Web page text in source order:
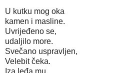
U kutku mog oka
kamen i masline.
Uvrijeđeno se,
udaljilo more.
Svečano uspravljen,
Velebit čeka.
Iza leđa mu,